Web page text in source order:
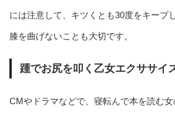
には注意して、キツくとも30度をキープ
膝を曲げないことも大切です。
踵でお尻を叩く乙女エクササイ
CMやドラマなどで、寝転んで本を読む